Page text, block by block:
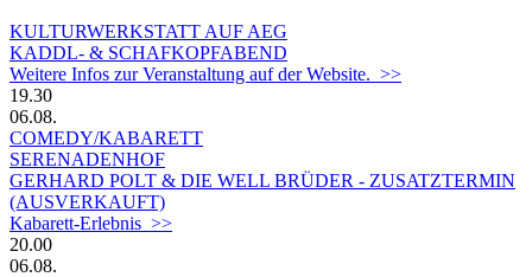
KULTURWERKSTATT AUF AEG
KADDL- & SCHAFKOPFABEND
Weitere Infos zur Veranstaltung auf der Website. >>
19.30
06.08.
COMEDY/KABARETT
SERENADENHOF
GERHARD POLT & DIE WELL BRÜDER - ZUSATZTERMIN
(AUSVERKAUFT)
Kabarett-Erlebnis >>
20.00
06.08.